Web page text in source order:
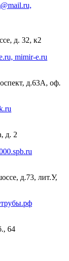
д. 32, к2
mimir-e.ru
д.63А, оф.
д. 2
д.73, лит.У,
64